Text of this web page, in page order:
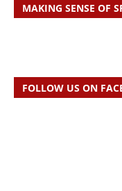
MAKING SENSE OF
FOLLOW US ON